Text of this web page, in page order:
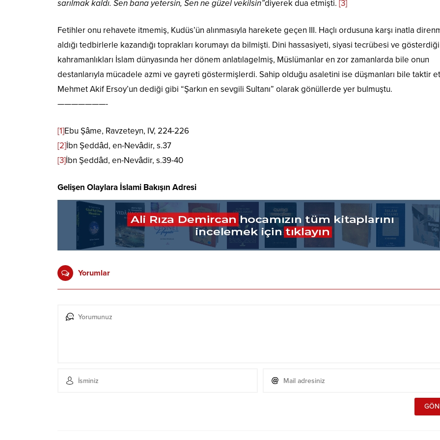
sarılmak kaldı. Sen bana yetersin, Sen ne güzel vekilsin”diyerek dua etmişti. [3]
Fetihler onu rehavete itmemiş, Kudüs’ün alınmasıyla harekete geçen III. Haçlı ordusuna karşı inatla
aldığı tedbirlerle kazandığı toprakları korumayı da bilmişti. Dini hassasiyeti, siyasi tecrübesi ve gösterdiği
kahramanlıkları İslam dünyasında her dönem anlatılagelmiş, Müslümanlar en zor zamanlarda bile onun
destanlarıyla mücadele azmi ve gayreti göstermişlerdi. Sahip olduğu asaletini ise düşmanları bile taktir
Mehmet Akif Ersoy’un dediği gibi “Şarkın en sevgili Sultanı” olarak gönüllerde yer bulmuştu.
———————-
[1]Ebu Şâme, Ravzeteyn, IV, 224-226
[2]İbn Şeddâd, en-Nevâdir, s.37
[3]İbn Şeddâd, en-Nevâdir, s.39-40
Gelişen Olaylara İslami Bakışın Adresi
Yorumlar